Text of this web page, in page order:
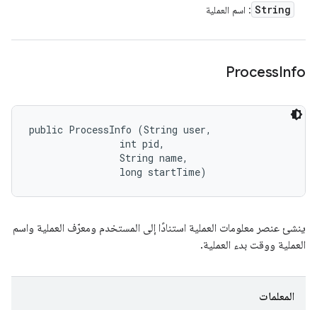
String : اسم العملية
ProcessInfo
public ProcessInfo (String user,
                int pid,
                String name,
                long startTime)
ينشئ عنصر معلومات العملية استنادًا إلى المستخدم ومعرّف العملية واسم
العملية ووقت بدء العملية.
المعلمات